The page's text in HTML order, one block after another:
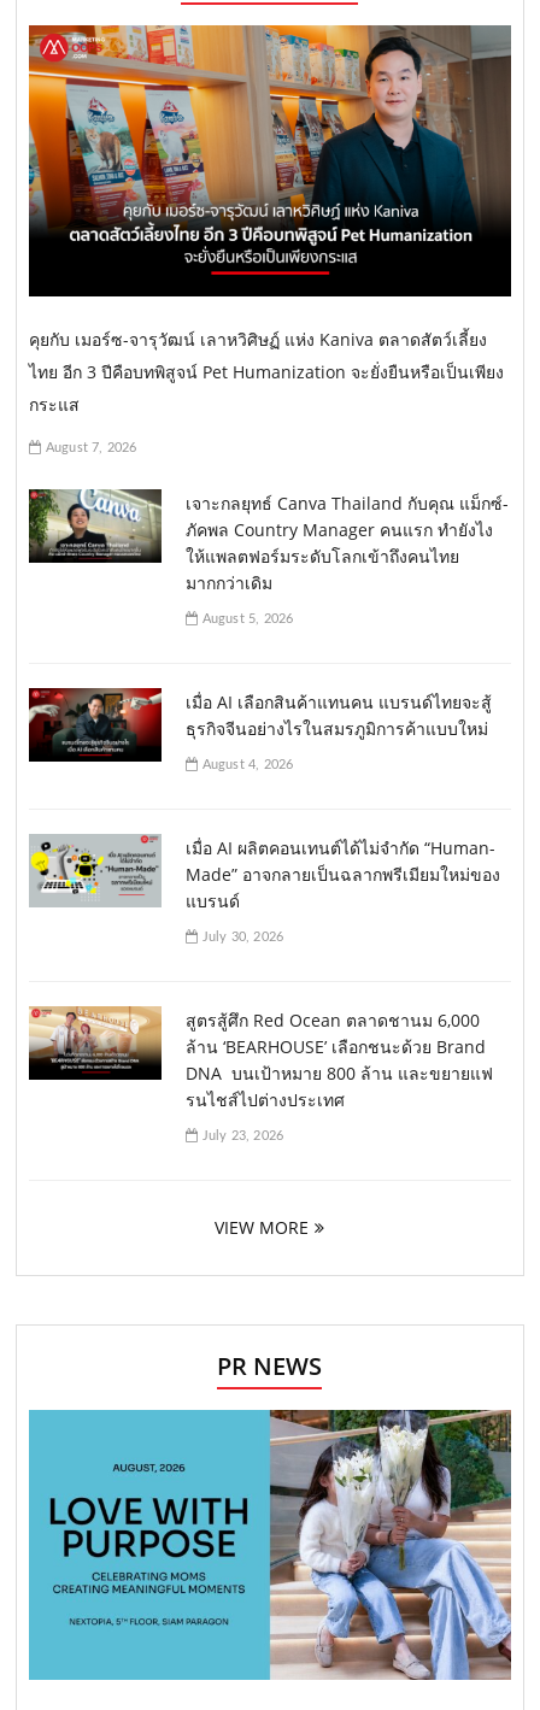
คุยกับ เมอร์ซ-จารุวัฒน์ เลาหวิศิษฏ์ แห่ง Kaniva ตลาดสัตว์เลี้ยง
ไทย อีก 3 ปีคือบทพิสูจน์ Pet Humanization จะยั่งยืนหรือเป็นเพียง
กระแส
August 7, 2026
เจาะกลยุทธ์ Canva Thailand กับคุณ แม็กซ์-
ภัคพล Country Manager คนแรก ทำยังไง
ให้แพลตฟอร์มระดับโลกเข้าถึงคนไทย
มากกว่าเดิม
August 5, 2026
เมื่อ AI เลือกสินค้าแทนคน แบรนด์ไทยจะสู้
ธุรกิจจีนอย่างไรในสมรภูมิการค้าแบบใหม่
August 4, 2026
เมื่อ AI ผลิตคอนเทนต์ได้ไม่จำกัด “Human-
Made” อาจกลายเป็นฉลากพรีเมียมใหม่ของ
แบรนด์
July 30, 2026
สูตรสู้ศึก Red Ocean ตลาดชานม 6,000
ล้าน ‘BEARHOUSE’ เลือกชนะด้วย Brand
DNA บนเป้าหมาย 800 ล้าน และขยายแฟ
รนไชส์ไปต่างประเทศ
July 23, 2026
VIEW MORE
PR NEWS